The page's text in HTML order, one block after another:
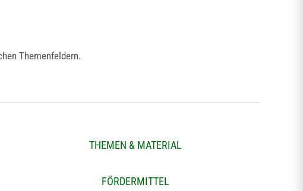
Themenfeldern.
THEMEN & MATERIAL
FÖRDERMITTEL